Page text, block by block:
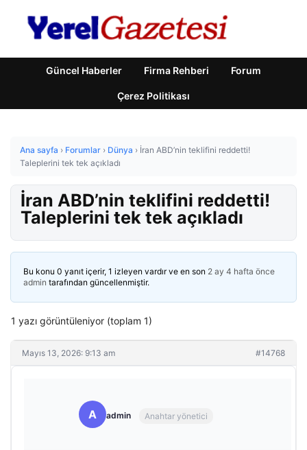
Güncel Haberler Firma Rehberi Forum
Çerez Politikası
Ana sayfa › Forumlar › Dünya › İran ABD’nin teklifini reddetti!
Taleplerini tek tek açıkladı
İran ABD’nin teklifini reddetti!
Taleplerini tek tek açıkladı
Bu konu 0 yanıt içerir, 1 izleyen vardır ve en son 2 ay 4 hafta önce
admin tarafından güncellenmiştir.
1 yazı görüntüleniyor (toplam 1)
Mayıs 13, 2026: 9:13 am #14768
A admin Anahtar yönetici